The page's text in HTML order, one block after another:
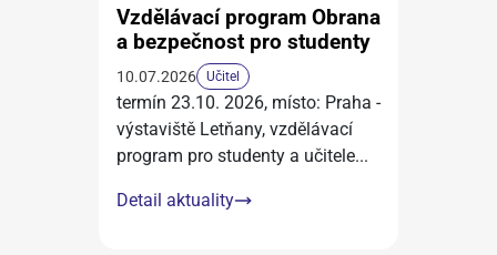
Vzdělávací program Obrana
a bezpečnost pro studenty
10.07.2026 Učitel
termín 23.10. 2026, místo: Praha -
výstaviště Letňany, vzdělávací
program pro studenty a učitele...
Detail aktuality